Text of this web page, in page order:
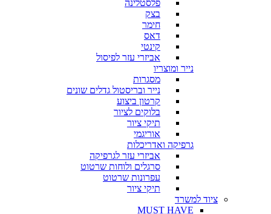
פלסטלינה
בצק
חימר
דאס
קינטי
אביזרי עזר לפיסול
נייר ומוצריו
מסגרות
נייר ובריסטול גדלים שונים
קרטון ביצוע
בלוקים לציור
תיקי ציור
אוריגמי
גרפיקה ואדריכלות
אביזרי עזר לגרפיקה
סרגלים ולוחות שרטוט
עפרונות שרטוט
תיקי ציור
ציוד למשרד
MUST HAVE